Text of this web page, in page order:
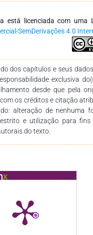
ampliada, é
reduzindo assim a
dessa população.
está licenciada com uma
SemDerivações 4.0
dos capítulos e seus
exclusiva
desde que pela
os créditos e citação
alteração de nenhuma
e utilização para fins
do texto.